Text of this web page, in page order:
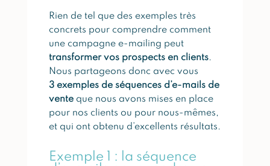
Rien de tel que des exemples très
concrets pour comprendre comment
une campagne e-mailing peut
transformer vos prospects en clients.
Nous partageons donc avec vous
3 exemples de séquences d’e-mails de
venteque nous avons mises en place
pour nos clients ou pour nous-mêmes,
et qui ont obtenu d’excellents résultats.
Exemple 1 : la séquence